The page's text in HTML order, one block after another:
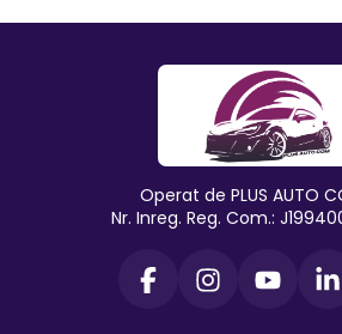
Operat de PLUS AUTO
Nr. Inreg. Reg. Com.: